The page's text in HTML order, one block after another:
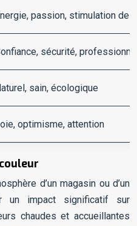
passion, stimulation de
sécurité,
sain, écologique
optimisme, attention
d’un magasin ou d’un
un impact significatif sur
chaudes et accueillantes